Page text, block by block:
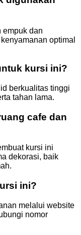
empuk dan
optimal
kursi ini?
berkualitas tinggi
tahan lama.
cafe dan
kursi ini
dekorasi, baik
ini?
melalui website
nomor